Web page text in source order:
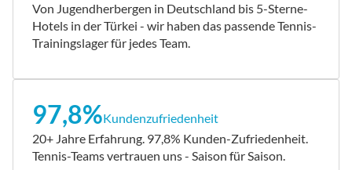
Von Jugendherbergen in Deutschland bis 5-Sterne-
Hotels in der Türkei - wir haben das passende Tennis-
Trainingslager für jedes Team.
97,8%Kundenzufriedenheit
20+ Jahre Erfahrung. 97,8% Kunden-Zufriedenheit.
Tennis-Teams vertrauen uns - Saison für Saison.